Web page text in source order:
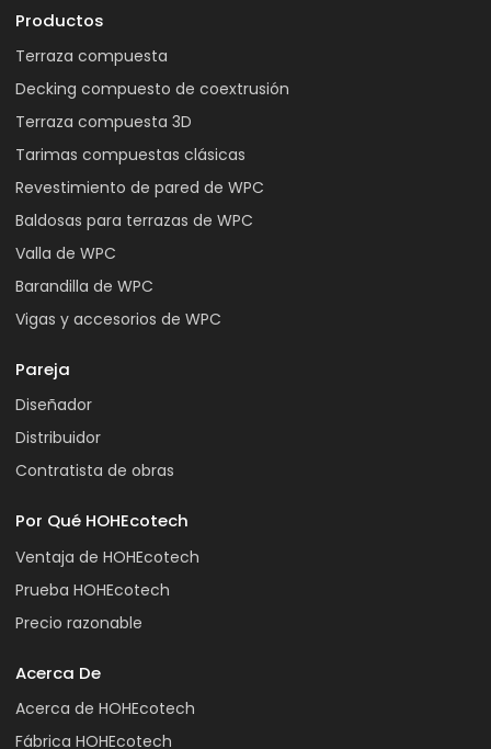
Productos
Terraza compuesta
Decking compuesto de coextrusión
Terraza compuesta 3D
Tarimas compuestas clásicas
Revestimiento de pared de WPC
Baldosas para terrazas de WPC
Valla de WPC
Barandilla de WPC
Vigas y accesorios de WPC
Pareja
Diseñador
Distribuidor
Contratista de obras
Por Qué HOHEcotech
Ventaja de HOHEcotech
Prueba HOHEcotech
Precio razonable
Acerca De
Acerca de HOHEcotech
Fábrica HOHEcotech